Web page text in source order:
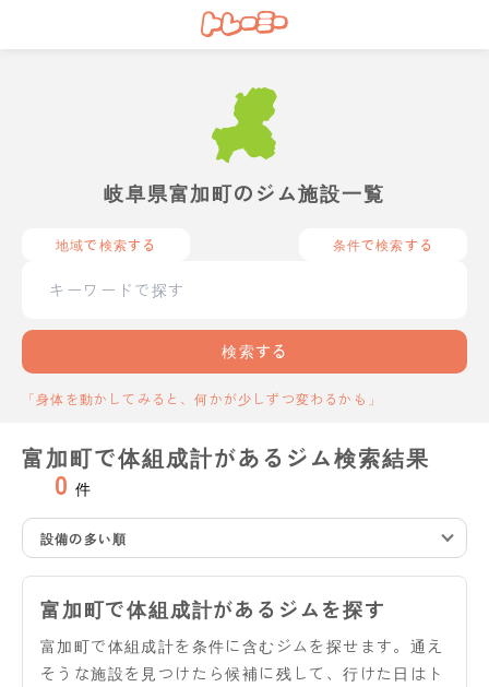
岐阜県富加町のジム施設一覧
地域で検索する 条件で検索する
検索する
「身体を動かしてみると、何かが少しずつ変わるかも」
富加町で体組成計があるジム検索結果
0 件
設備の多い順
富加町で体組成計があるジムを探す
富加町で体組成計を条件に含むジムを探せます。通え
そうな施設を見つけたら候補に残して、行けた日はト